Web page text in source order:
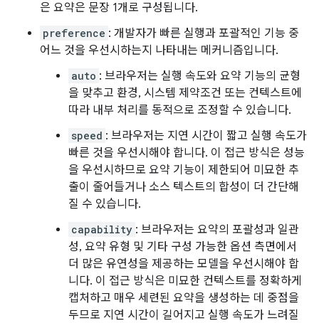
은 요약은 문장 1개로 구성됩니다.
preference : 개발자가 빠른 실행과 포괄적인 기능 중
어느 것을 우선시하는지 나타내는 메커니즘입니다.
auto : 브라우저는 실행 속도와 요약 기능의 균형
을 맞추고 환경, 시스템 제약조건 또는 컨텍스트에
따라 내부 처리를 동적으로 조정할 수 있습니다.
speed : 브라우저는 지연 시간이 짧고 실행 속도가
빠른 것을 우선시해야 합니다. 이 접근 방식은 성능
을 우선시하므로 요약 기능이 제한되어 미묘한 추
출이 줄어들거나 소스 텍스트의 합성이 더 간단해
질 수 있습니다.
capability : 브라우저는 요약의 포괄성과 일관
성, 요약 유형 및 기타 구성 가능한 옵션 측면에서
더 많은 유연성을 제공하는 모델을 우선시해야 합
니다. 이 접근 방식은 미묘한 컨텍스트를 정확하게
캡처하고 매우 세련된 요약을 생성하는 데 중점을
두므로 지연 시간이 길어지고 실행 속도가 느려질